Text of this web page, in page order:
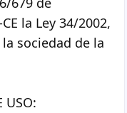
la Ley 34/2002,
sociedad de la
USO: